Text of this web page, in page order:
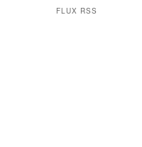
h
FLUX RSS